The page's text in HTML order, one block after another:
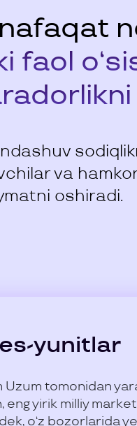
faol
va
oshiradi.
yunitlar
Uzum tomonidan
eng yirik milliy
o‘z bozorlarida